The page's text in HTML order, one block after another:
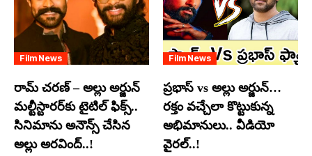
Film News
రామ్ చరణ్ – అల్లు అర్జున్
మల్టీస్టారర్​కు టైటిల్ ఫిక్స్..
సినిమాను అనౌన్స్ చేసిన
అల్లు అరవింద్..!
Film News
ప్రభాస్ vs అల్లు అర్జున్…
రక్తం వచ్చేలా కొట్టుకున్న
అభిమానులు.. వీడియో
వైరల్..!